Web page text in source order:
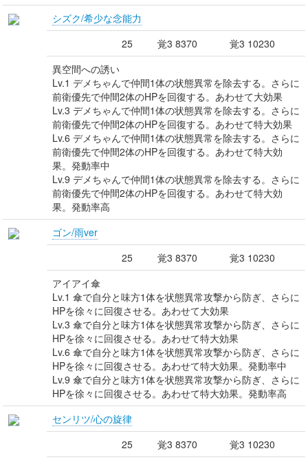
シズク/希少な念能力
25
覚3 8370
覚3 10230
異空間への誘い
Lv.1 デメちゃんで仲間1体の状態異常を除去する。さらに
前衛優先で仲間2体のHPを回復する。あわせて大効果
Lv.3 デメちゃんで仲間1体の状態異常を除去する。さらに
前衛優先で仲間2体のHPを回復する。あわせて特大効果
Lv.6 デメちゃんで仲間1体の状態異常を除去する。さらに
前衛優先で仲間2体のHPを回復する。あわせて特大効
果。発動率中
Lv.9 デメちゃんで仲間1体の状態異常を除去する。さらに
前衛優先で仲間2体のHPを回復する。あわせて特大効
果。発動率高
ゴン/雨ver
25
覚3 8370
覚3 10230
アイアイ傘
Lv.1 傘で自分と味方1体を状態異常攻撃から防ぎ、さらに
HPを徐々に回復させる。あわせて大効果
Lv.3 傘で自分と味方1体を状態異常攻撃から防ぎ、さらに
HPを徐々に回復させる。あわせて特大効果
Lv.6 傘で自分と味方1体を状態異常攻撃から防ぎ、さらに
HPを徐々に回復させる。あわせて特大効果。発動率中
Lv.9 傘で自分と味方1体を状態異常攻撃から防ぎ、さらに
HPを徐々に回復させる。あわせて特大効果。発動率高
センリツ/心の旋律
25
覚3 8370
覚3 10230